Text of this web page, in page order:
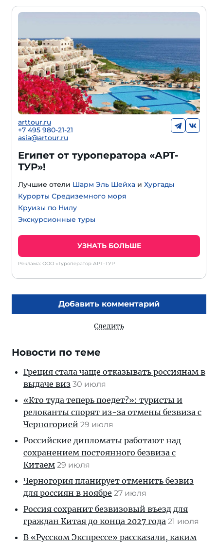
arttour.ru
+7 495 980-21-21
asia@artour.ru
Египет от туроператора «АРТ-
ТУР»!
Лучшие отели Шарм Эль Шейха и Хургады
Курорты Средиземного моря
Круизы по Нилу
Экскурсионные туры
УЗНАТЬ БОЛЬШЕ
Реклама: ООО «Туроператор АРТ-ТУР
Добавить комментарий
Следить
Новости по теме
Греция стала чаще отказывать россиянам в
выдаче виз 30 июля
«Кто туда теперь поедет?»: туристы и
релоканты спорят из-за отмены безвиза с
Черногорией 29 июля
Российские дипломаты работают над
сохранением постоянного безвиза с
Китаем 29 июля
Черногория планирует отменить безвиз
для россиян в ноябре 27 июля
Россия сохранит безвизовый въезд для
граждан Китая до конца 2027 года 21 июля
В «Русском Экспрессе» рассказали, каким